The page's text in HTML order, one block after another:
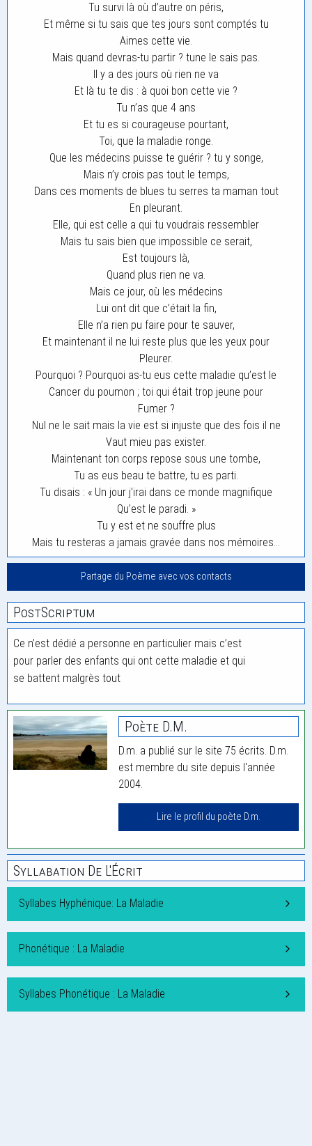
Tu survi là où d’autre on péris,
Et même si tu sais que tes jours sont comptés tu
Aimes cette vie.
Mais quand devras-tu partir ? tune le sais pas.
Il y a des jours où rien ne va
Et là tu te dis : à quoi bon cette vie ?
Tu n’as que 4 ans
Et tu es si courageuse pourtant,
Toi, que la maladie ronge.
Que les médecins puisse te guérir ? tu y songe,
Mais n’y crois pas tout le temps,
Dans ces moments de blues tu serres ta maman tout
En pleurant.
Elle, qui est celle a qui tu voudrais ressembler
Mais tu sais bien que impossible ce serait,
Est toujours là,
Quand plus rien ne va.
Mais ce jour, où les médecins
Lui ont dit que c’était la fin,
Elle n’a rien pu faire pour te sauver,
Et maintenant il ne lui reste plus que les yeux pour
Pleurer.
Pourquoi ? Pourquoi as-tu eus cette maladie qu’est le
Cancer du poumon ; toi qui était trop jeune pour
Fumer ?
Nul ne le sait mais la vie est si injuste que des fois il ne
Vaut mieu pas exister.
Maintenant ton corps repose sous une tombe,
Tu as eus beau te battre, tu es parti.
Tu disais : « Un jour j’irai dans ce monde magnifique
Qu’est le paradi. »
Tu y est et ne souffre plus
Mais tu resteras a jamais gravée dans nos mémoires…
Partage du Poème avec vos contacts
PostScriptum
Ce n’est dédié a personne en particulier mais c’est
pour parler des enfants qui ont cette maladie et qui
se battent malgrès tout
Poète D.m.
D.m. a publié sur le site 75 écrits. D.m.
est membre du site depuis l'année
2004.
Lire le profil du poète D.m.
Syllabation De L'Écrit
Syllabes Hyphénique: La Maladie
Phonétique : La Maladie
Syllabes Phonétique : La Maladie